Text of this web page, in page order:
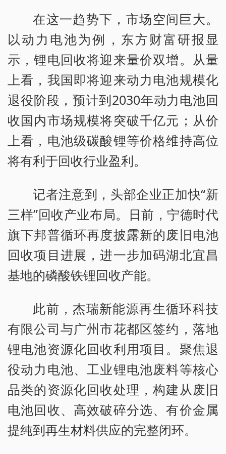
在这一趋势下，市场空间巨大。
以动力电池为例，东方财富研报显
示，锂电回收将迎来量价双增。从量
上看，我国即将迎来动力电池规模化
退役阶段，预计到2030年动力电池回
收国内市场规模将突破千亿元；从价
上看，电池级碳酸锂等价格维持高位
将有利于回收行业盈利。
记者注意到，头部企业正加快“新
三样”回收产业布局。日前，宁德时代
旗下邦普循环再度披露新的废旧电池
回收项目进展，进一步加码湖北宜昌
基地的磷酸铁锂回收产能。
此前，杰瑞新能源再生循环科技
有限公司与广州市花都区签约，落地
锂电池资源化回收利用项目。聚焦退
役动力电池、工业锂电池废料等核心
品类的资源化回收处理，构建从废旧
电池回收、高效破碎分选、有价金属
提纯到再生材料供应的完整闭环。